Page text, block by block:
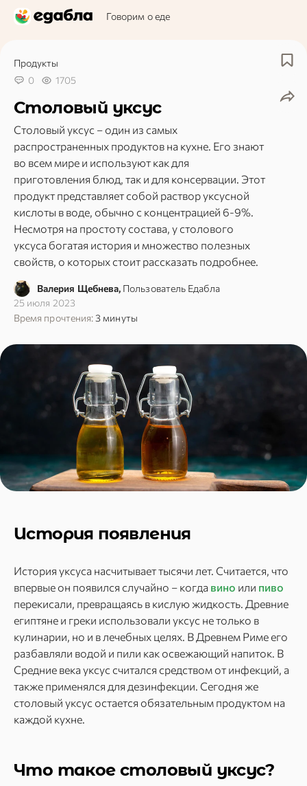
Говорим о еде
Продукты
0
1705
Столовый уксус
Столовый уксус – один из самых
распространенных продуктов на кухне. Его знают
во всем мире и используют как для
приготовления блюд, так и для консервации. Этот
продукт представляет собой раствор уксусной
кислоты в воде, обычно с концентрацией 6-9%.
Несмотря на простоту состава, у столового
уксуса богатая история и множество полезных
свойств, о которых стоит рассказать подробнее.
Валерия Щебнева, Пользователь Едабла
25 июля 2023
Время прочтения:3 минуты
История появления
История уксуса насчитывает тысячи лет. Считается, что
впервые он появился случайно – когда вино или пиво
перекисали, превращаясь в кислую жидкость. Древние
египтяне и греки использовали уксус не только в
кулинарии, но и в лечебных целях. В Древнем Риме его
разбавляли водой и пили как освежающий напиток. В
Средние века уксус считался средством от инфекций, а
также применялся для дезинфекции. Сегодня же
столовый уксус остается обязательным продуктом на
каждой кухне.
Что такое столовый уксус?